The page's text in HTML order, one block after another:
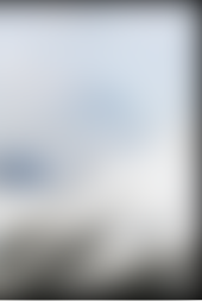
trucs en tout